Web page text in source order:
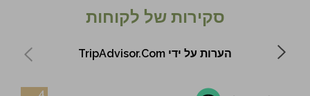
סקירות של לקוחות
הערות על ידי TripAdvisor.com